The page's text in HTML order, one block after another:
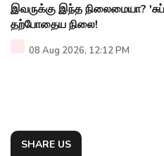
இவருக்கு இந்த நிலைமையா?
தற்போதைய நிலை!
08 Aug 2026, 12:12 PM
SHARE US